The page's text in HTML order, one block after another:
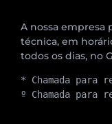
A nossa empresa
técnica, em
todos os dias, no
* Chamada para
º Chamada para